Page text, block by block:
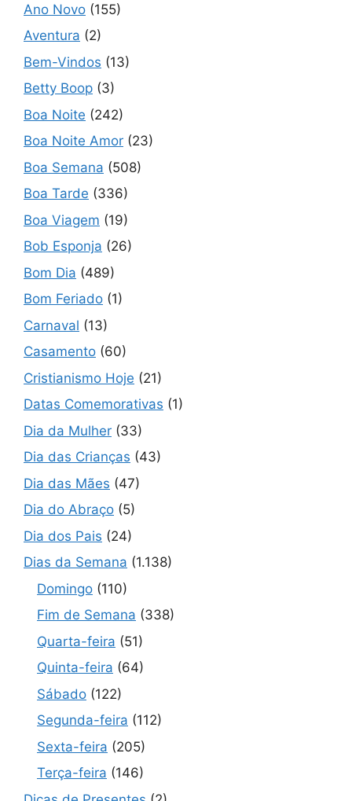
Ano Novo (155)
Aventura (2)
Bem-Vindos (13)
Betty Boop (3)
Boa Noite (242)
Boa Noite Amor (23)
Boa Semana (508)
Boa Tarde (336)
Boa Viagem (19)
Bob Esponja (26)
Bom Dia (489)
Bom Feriado (1)
Carnaval (13)
Casamento (60)
Cristianismo Hoje (21)
Datas Comemorativas (1)
Dia da Mulher (33)
Dia das Crianças (43)
Dia das Mães (47)
Dia do Abraço (5)
Dia dos Pais (24)
Dias da Semana (1.138)
Domingo (110)
Fim de Semana (338)
Quarta-feira (51)
Quinta-feira (64)
Sábado (122)
Segunda-feira (112)
Sexta-feira (205)
Terça-feira (146)